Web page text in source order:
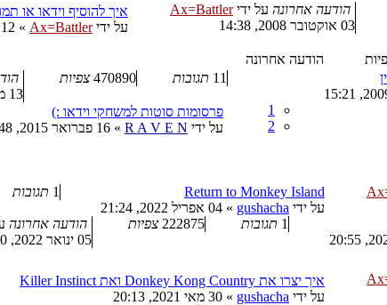
הודעה אחרונה על ידיAx=Battler
03 אוקטובר 2008, 14:38
איך להוסיף וידאו או
על ידיAx=Battler
» 12 יוני 2008, 22:58
הודעה אחרונה
1
2
11 תגובות 470890 צפיות
13 מרץ 2016, 14:29
פרסומות סוטות למשחקי וידאו :)
על ידי R A V E N
» 16 פברואר 2015, 08:48
Return to Monkey Island
על ידי gushacha
» 04 אפריל 2022, 21:24
1 תגובות
1 תגובות 222875 צפיות הודעה אחרונה
05 ינואר 2022, 12:50
איך יצרו את Donkey Kong Country ואת Killer Instinct
על ידי gushacha
» 30 מאי 2021, 20:13